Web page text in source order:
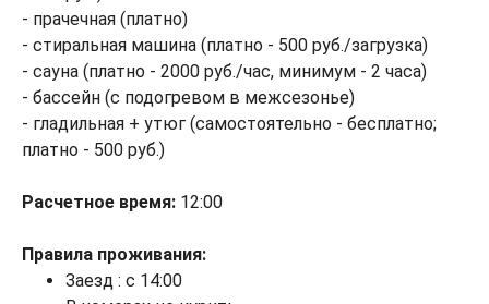
- прачечная (платно)
- стиральная машина (платно - 500 руб./загрузка)
- сауна (платно - 2000 руб./час, минимум - 2 часа)
- бассейн (с подогревом в межсезонье)
- гладильная + утюг (самостоятельно - бесплатно;
платно - 500 руб.)
Расчетное время: 12:00
Правила проживания:
Заезд : с 14:00